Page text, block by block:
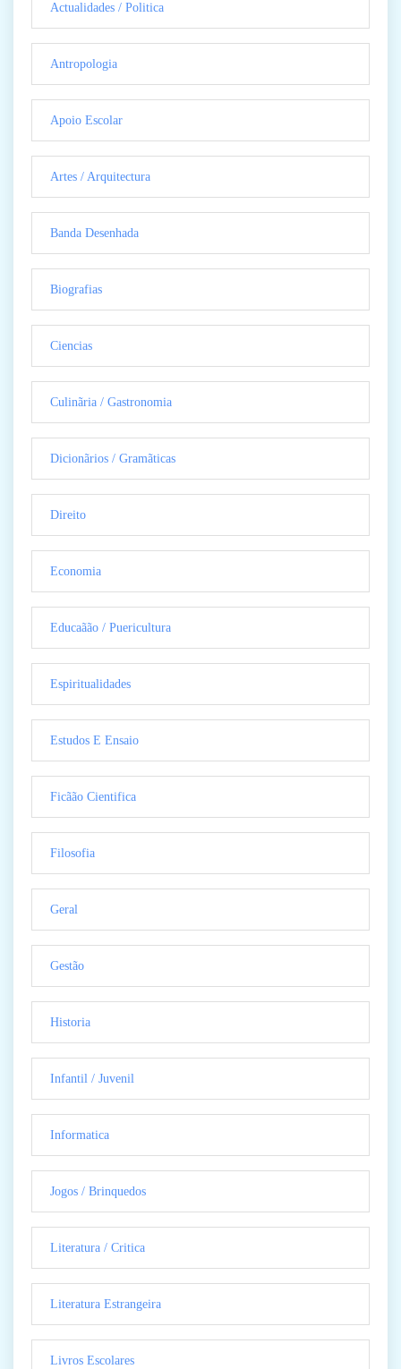
Actualidades / Politica
Antropologia
Apoio Escolar
Artes / Arquitectura
Banda Desenhada
Biografias
Ciencias
Culinãria / Gastronomia
Dicionãrios / Gramãticas
Direito
Economia
Educaãão / Puericultura
Espiritualidades
Estudos E Ensaio
Ficãão Cientifica
Filosofia
Geral
Gestão
Historia
Infantil / Juvenil
Informatica
Jogos / Brinquedos
Literatura / Critica
Literatura Estrangeira
Livros Escolares